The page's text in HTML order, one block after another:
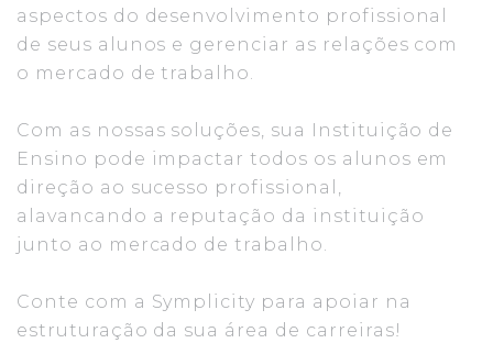
aspectos do desenvolvimento profissional
de seus alunos e gerenciar as relações com
o mercado de trabalho.
Com as nossas soluções, sua Instituição de
Ensino pode impactar todos os alunos em
direção ao sucesso profissional,
alavancando a reputação da instituição
junto ao mercado de trabalho.
Conte com a Symplicity para apoiar na
estruturação da sua área de carreiras!